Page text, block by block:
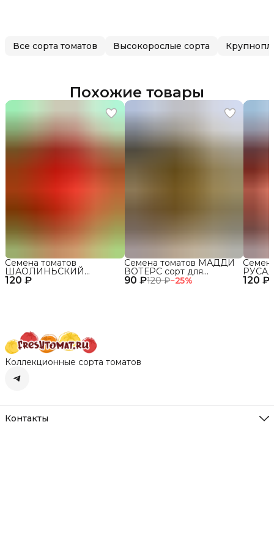
Все сорта томатов Высокорослые сорта
Похожие товары
120 ₽
Семена томатов
ШАОЛИНЬСКИЙ
ВЕЛИКАН сорт для 90 ₽120 ₽−25%
Семена томатов МАДДИ
ВОТЕРС сорт для
открытого грунта и 120 ₽
Коллекционные сорта томатов
Контакты